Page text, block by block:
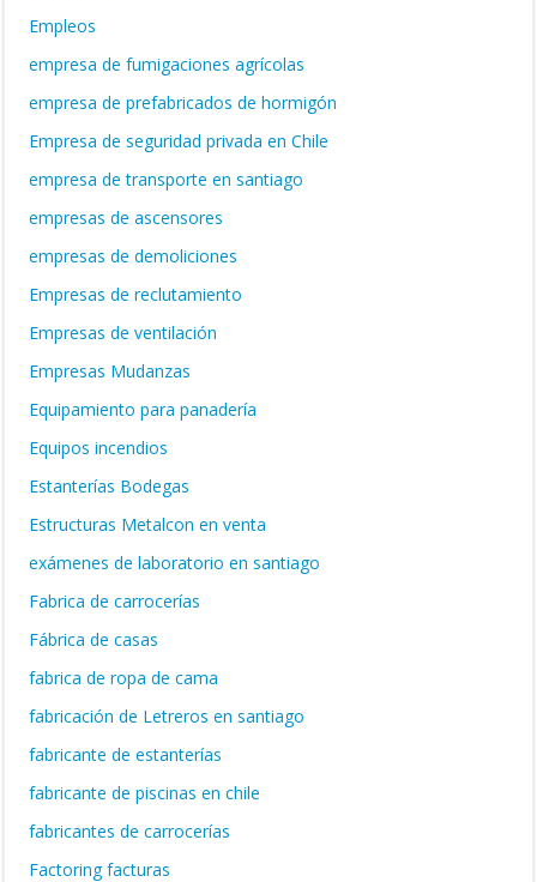
Empleos
empresa de fumigaciones agrícolas
empresa de prefabricados de hormigón
Empresa de seguridad privada en Chile
empresa de transporte en santiago
empresas de ascensores
empresas de demoliciones
Empresas de reclutamiento
Empresas de ventilación
Empresas Mudanzas
Equipamiento para panadería
Equipos incendios
Estanterías Bodegas
Estructuras Metalcon en venta
exámenes de laboratorio en santiago
Fabrica de carrocerías
Fábrica de casas
fabrica de ropa de cama
fabricación de Letreros en santiago
fabricante de estanterías
fabricante de piscinas en chile
fabricantes de carrocerías
Factoring facturas